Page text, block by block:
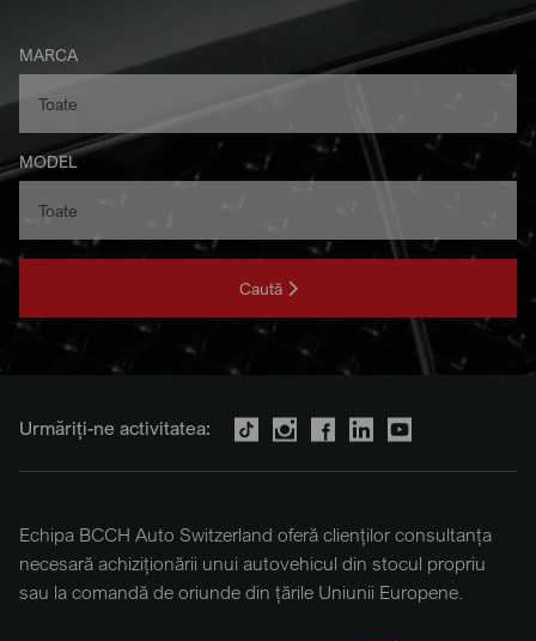
MARCA
MODEL
Caută
Urmăriți-ne activitatea:
Echipa BCCH Auto Switzerland oferă clienților consultanța
necesară achiziționării unui autovehicul din stocul propriu
sau la comandă de oriunde din țările Uniunii Europene.